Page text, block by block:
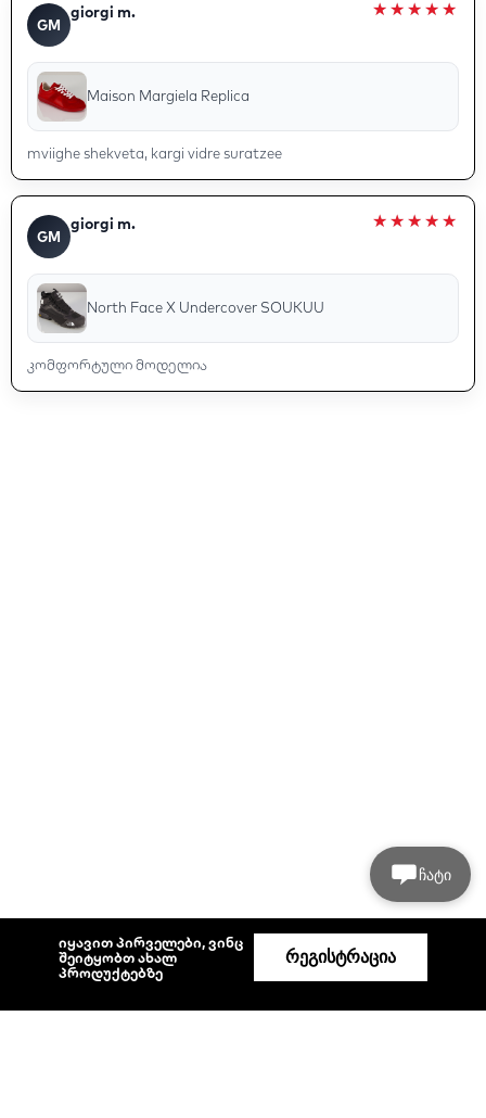
GM
giorgi m.
Maison Margiela Replica
mviighe shekveta, kargi vidre suratzee
GM
giorgi m.
North Face X Undercover SOUKUU
კომფორტული მოდელია
იყავით პირველები, ვინც
შეიტყობთ ახალ
პროდუქტებზე
რეგისტრაცია
ჩატი